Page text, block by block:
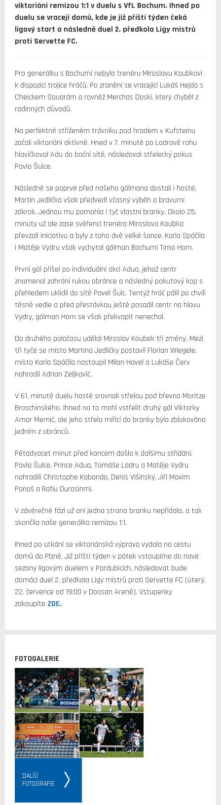
viktoriáni remízou 1:1 v duelu s VfL Bochum. Ihned po
duelu se vracejí domů, kde je již příští týden čeká
ligový start a následně duel 2. předkola Ligy mistrů
proti Servette FC.
Pro generálku s Bochumí nebyla trenéru Miroslavu Koubkovi
k dispozici trojice hráčů. Po zranění se vracející Lukáš Hejda s
Cheickem Souarám a rovněž Merchas Doski, který chyběl z
rodinných důvodů.
Na perfektně střiženém trávníku pod hradem v Kufsteinu
začali viktoriáni aktivně. Hned v 7. minutě po Ladrově rohu
hlavičkoval Adu do boční sítě, následoval střelecký pokus
Pavla Šulce.
Následně se poprvé před našeho gólmana dostali i hosté,
Martin Jedlička však předvedl včasný výběh a bravurní
zákrok. Jednou mu pomohla i tyč vlastní branky. Okolo 25.
minuty už ale zase svěřenci trenéra Miroslava Koubka
převzali iniciativu a byly z toho dvě velké šance. Karla Spáčila
i Matěje Vydru však vychytal gólman Bochumi Timo Horn.
První gól přišel po individuální akci Adua, jehož centr
znamenal zahrání rukou obránce a následný pokutový kop s
přehledem uklidil do sítě Pavel Šulc. Tentýž hráč pálil po chvíli
těsně vedle a před přestávkou ještě posadil centr na hlavu
Vydry, gólman Horn se však překvapit nenechal.
Do druhého poločasu udělal Miroslav Koubek tři změny. Mezi
tři tyče se místo Martina Jedličky postavil Florian Wiegele,
místo Karla Spáčila nastoupil Milan Havel a Lukáše Červ
nahradil Adrian Zeljković.
V 61. minutě duelu hosté srovnali střelou pod břevno Moritze
Broschinského. Ihned na to mohl vstřelit druhý gól Viktorky
Amar Memić, ale jeho střela mířící do branky byla zblokována
jedním z obránců.
Pětadvacet minut před koncem došlo k dalšímu střídání.
Pavla Šulce, Prince Adua, Tomáše Ladru a Matěje Vydru
nahradili Christophe Kabondo, Denis Višinský, Jiří Maxim
Panoš a Rafiu Durosinmi.
V závěrečné fázi už ani jedna strana branku nepřidala, a tak
skončila naše generálka remízou 1:1.
Ihned po utkání se viktoriánská výprava vydala na cestu
domů do Plzně. Již příští týden v pátek vstoupíme do nové
sezony ligovým duelem v Pardubicích, následovat bude
domácí duel 2. předkola Ligy mistrů proti Servette FC (úterý,
22. července od 19:00 v Doosan Areně). Vstupenky
zakoupíte ZDE.
FOTOGALERIE
DALŠÍ
FOTOGRAFIE